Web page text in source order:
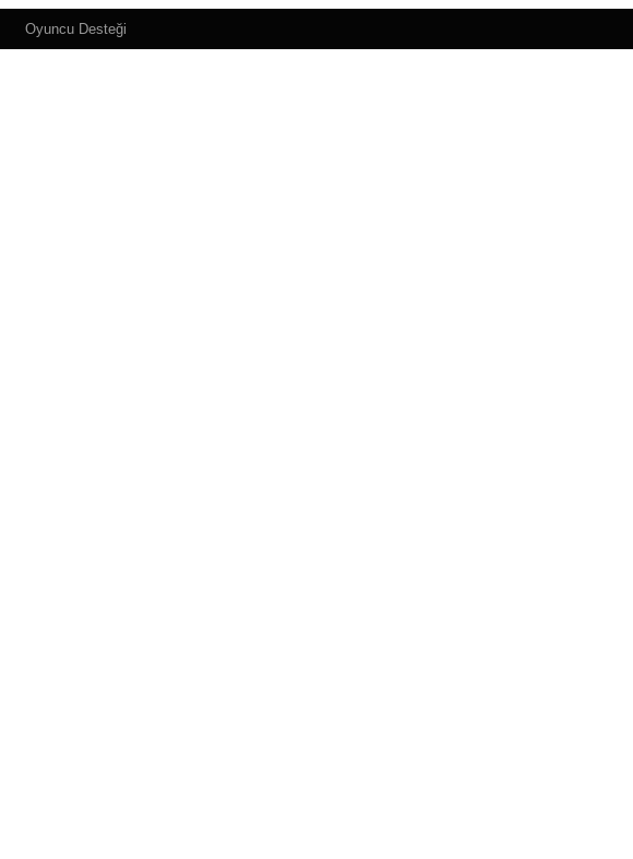
Oyuncu Desteği